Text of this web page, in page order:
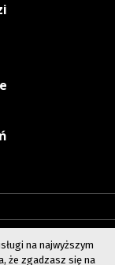
na najwyższym
że zgadzasz się na